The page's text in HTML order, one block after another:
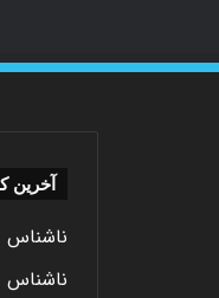
آخرین
ناشناس
ناشناس